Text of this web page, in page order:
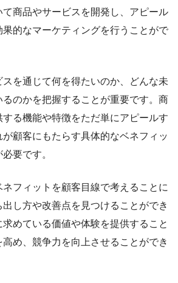
商品やサービスを開発し、アピール
的なマーケティングを行うことがで
を通じて何を得たいのか、どんな未
のかを把握することが重要です。商
る機能や特徴をただ単にアピールす
顧客にもたらす具体的なベネフィッ
要です。
フィットを顧客目線で考えることに
し方や改善点を見つけることができ
めている価値や体験を提供すること
め、競争力を向上させることができ